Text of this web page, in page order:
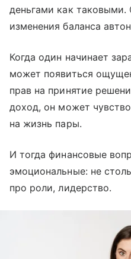
деньгами как таковыми.
изменения баланса
Когда один начинает
может появиться
прав на принятие
доход, он может
на жизнь пары.
И тогда финансовые
эмоциональные: не
про роли, лидерство.